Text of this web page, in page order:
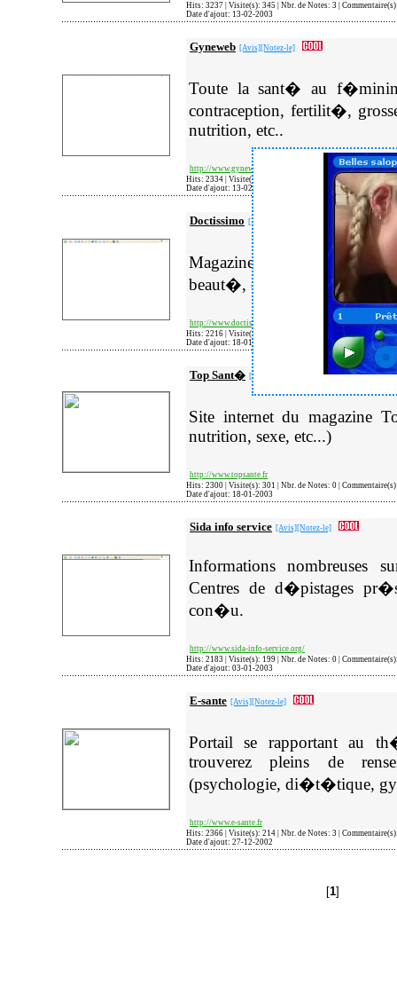
Hits: 3237 | Visite(s): 345 | Nbr. de Notes: 3 |
Date d'ajout: 13-02-2003
Gyneweb [Avis] [Notez-le]
Toute la sant� au
contraception, fertilit�,
nutrition, etc..
http://www.gyneweb.fr
Hits: 2334 | Visite(s): 360 | Nbr. de Notes: 0 |
Date d'ajout: 13-02-2003
Doctissimo [Avis]
Magazine de l'actualit�
beaut�, etc...
http://www.doctissimo.com
Hits: 2216 | Visite(s): 281 | Nbr. de Notes: 0 |
Date d'ajout: 18-01-2003
Top Sant� [Avis]
Site internet du magazine
nutrition, sexe, etc...)
http://www.topsante.fr
Hits: 2300 | Visite(s): 301 | Nbr. de Notes: 0 |
Date d'ajout: 18-01-2003
Sida info service [Avis] [Notez-le]
Informations nombreuses
Centres de d�pistages
con�u.
http://www.sida-info-service.org/
Hits: 2183 | Visite(s): 199 | Nbr. de Notes: 0 |
Date d'ajout: 03-01-2003
E-sante [Avis] [Notez-le]
Portail se rapportant au
trouverez pleins de
(psychologie, di�t�tique,
http://www.e-sante.fr
Hits: 2366 | Visite(s): 214 | Nbr. de Notes: 3 |
Date d'ajout: 27-12-2002
[1]